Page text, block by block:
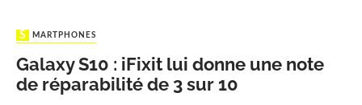
SMARTPHONES
Galaxy S10 : iFixit lui donne une note
de réparabilité de 3 sur 10